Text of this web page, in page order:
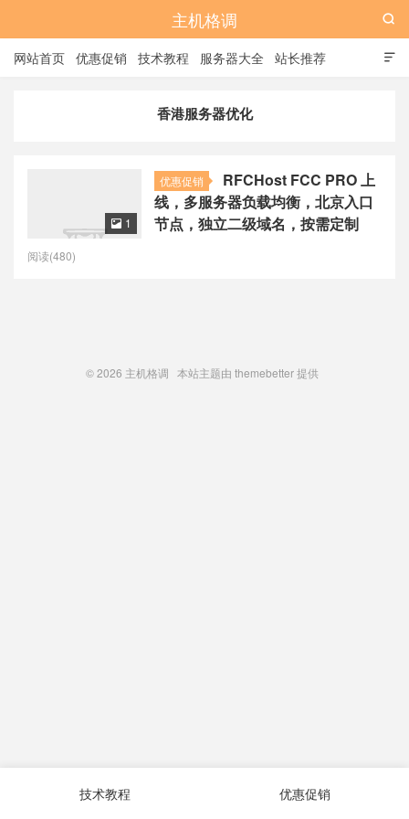
主机格调

网站首页 优惠促销 技术教程 服务器大全 站长推荐

香港服务器优化
优惠促销
RFCHost FCC PRO 上
线，多服务器负载均衡，北京入口
节点，独立二级域名，按需定制
 1
阅读(480)
© 2026 主机格调 本站主题由 themebetter提供
技术教程 优惠促销